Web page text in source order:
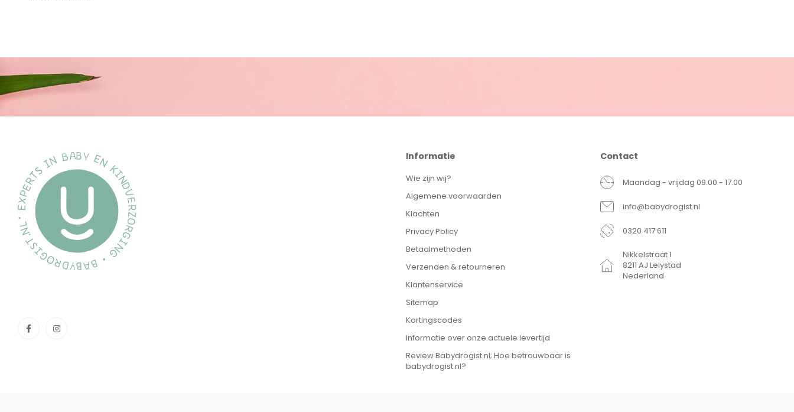
Informatie
Wie zijn wij?
Algemene voorwaarden
Klachten
Privacy Policy
Betaalmethoden
Verzenden & retourneren
Klantenservice
Sitemap
Kortingscodes
Informatie over onze actuele levertijd
Review Babydrogist.nl; Hoe betrouwbaar is
babydrogist.nl?
Contact
Maandag - vrijdag 09.00 - 17.00
info@babydrogist.nl
0320 417 611
Nikkelstraat 1
8211 AJ Lelystad
Nederland